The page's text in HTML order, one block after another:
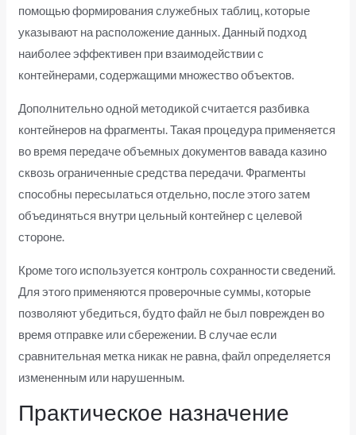
помощью формирования служебных таблиц, которые
указывают на расположение данных. Данный подход
наиболее эффективен при взаимодействии с
контейнерами, содержащими множество объектов.
Дополнительно одной методикой считается разбивка
контейнеров на фрагменты. Такая процедура применяется
во время передаче объемных документов вавада казино
сквозь ограниченные средства передачи. Фрагменты
способны пересылаться отдельно, после этого затем
объединяться внутри цельный контейнер с целевой
стороне.
Кроме того используется контроль сохранности сведений.
Для этого применяются проверочные суммы, которые
позволяют убедиться, будто файл не был поврежден во
время отправке или сбережении. В случае если
сравнительная метка никак не равна, файл определяется
измененным или нарушенным.
Практическое назначение